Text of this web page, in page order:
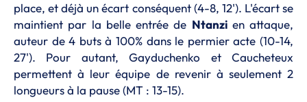
place, et déjà un écart conséquent (4-8, 12'). L'écart se
maintient par la belle entrée de Ntanzien attaque,
auteur de 4 buts à 100% dans le permier acte (10-14,
27'). Pour autant, Gayduchenko et Caucheteux
permettent à leur équipe de revenir à seulement 2
longueurs à la pause (MT : 13-15).